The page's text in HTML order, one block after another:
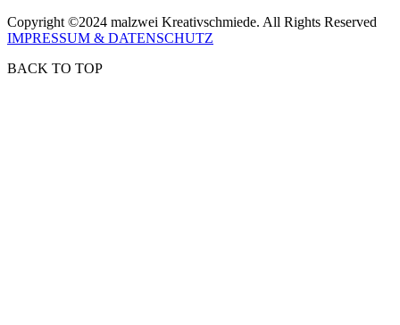
Copyright ©2024 malzwei Kreativschmiede. All Rights Reserved
IMPRESSUM & DATENSCHUTZ
BACK TO TOP